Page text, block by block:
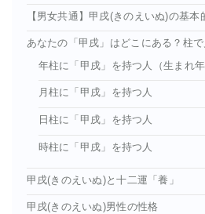
【男女共通】甲戌(きのえいぬ)の基本
あなたの「甲戌」はどこにある？柱
年柱に「甲戌」を持つ人（生まれ年
月柱に「甲戌」を持つ人
日柱に「甲戌」を持つ人
時柱に「甲戌」を持つ人
甲戌(きのえいぬ)と十二運「養」
甲戌(きのえいぬ)男性の性格